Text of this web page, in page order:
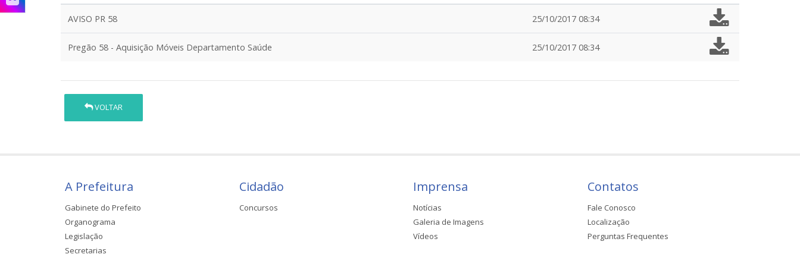
AVISO PR 58 25/10/2017 08:34
Pregão 58 - Aquisição Móveis Departamento Saúde 25/10/2017 08:34
VOLTAR
A Prefeitura
Gabinete do Prefeito
Organograma
Legislação
Secretarias
Cidadão
Concursos
Imprensa
Notícias
Galeria de Imagens
Vídeos
Contatos
Fale Conosco
Localização
Perguntas Frequentes